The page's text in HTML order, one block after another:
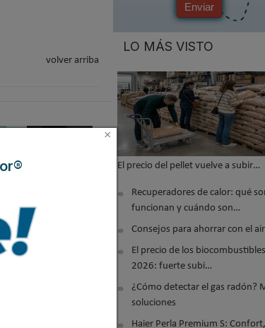
volver arriba
a embajadora
| Mecatrónica
Enviar
LO MÁS VISTO
El precio del pellet vuelve a subir…
Recuperadores de calor: qué
funcionan y cuándo son…
Consejos para ahorrar con el
El precio de los
2026: fuerte subi…
¿Cómo detectar el gas radón?
soluciones
Haier Perla Premium S:
×